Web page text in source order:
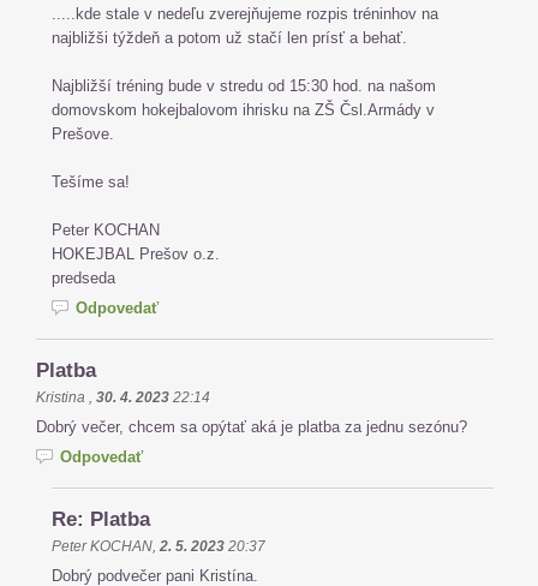
.....kde stale v nedeľu zverejňujeme rozpis tréninhov na
najbližši týždeň a potom už stačí len prísť a behať.
Najbližší tréning bude v stredu od 15:30 hod. na našom
domovskom hokejbalovom ihrisku na ZŠ Čsl.Armády v
Prešove.
Tešíme sa!
Peter KOCHAN
HOKEJBAL Prešov o.z.
predseda
Odpovedať
Platba
Kristina , 30. 4. 2023 22:14
Dobrý večer, chcem sa opýtať aká je platba za jednu sezónu?
Odpovedať
Re: Platba
Peter KOCHAN, 2. 5. 2023 20:37
Dobrý podvečer pani Kristína.